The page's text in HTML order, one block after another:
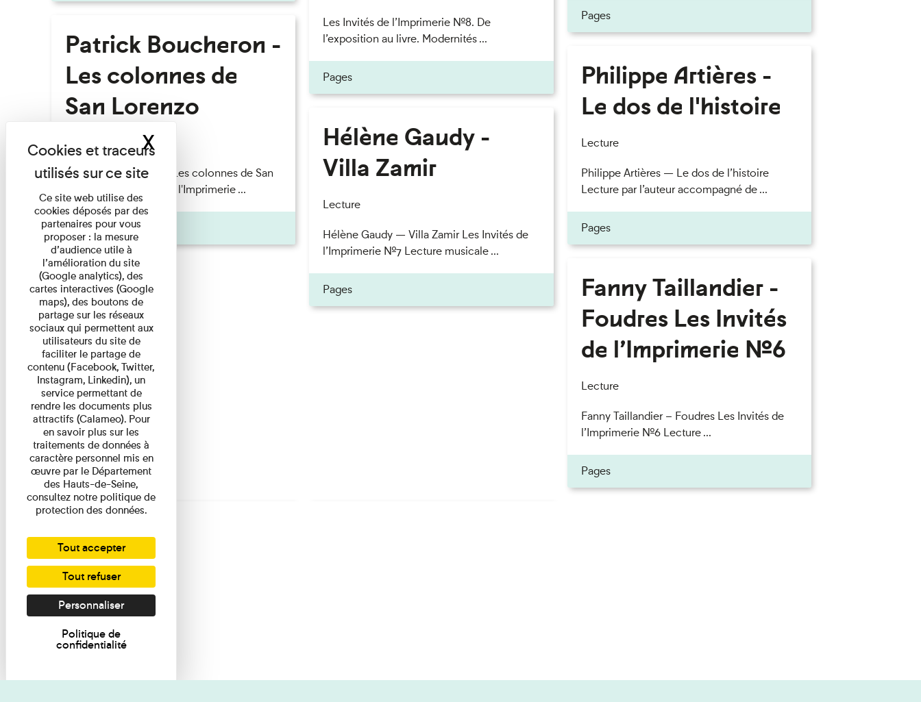
Patrick Boucheron -
Les colonnes de
San Lorenzo
Lecture
Patrick Boucheron — Les colonnes de San
Lorenzo Les Invités de l'Imprimerie ...
Pages
Les Invités de l’Imprimerie n°8. De
l’exposition au livre. Modernités ...
Pages
Hélène Gaudy -
Villa Zamir
Lecture
Hélène Gaudy — Villa Zamir Les Invités de
l’Imprimerie n°7 Lecture musicale ...
Pages
Pages
Philippe Artières -
Le dos de l'histoire
Lecture
Philippe Artières — Le dos de l’histoire
Lecture par l’auteur accompagné de ...
Pages
Fanny Taillandier -
Foudres Les Invités
de l’Imprimerie n°6
Lecture
Fanny Taillandier – Foudres Les Invités de
l’Imprimerie n°6 Lecture ...
Pages
Ce site web utilise des
cookies déposés par des
partenaires pour vous
proposer : la mesure
d’audience utile à
l’amélioration du site
(Google analytics), des
cartes interactives (Google
maps), des boutons de
partage sur les réseaux
sociaux qui permettent aux
utilisateurs du site de
faciliter le partage de
contenu (Facebook, Twitter,
Instagram, Linkedin), un
service permettant de
rendre les documents plus
attractifs (Calameo). Pour
en savoir plus sur les
traitements de données à
caractère personnel mis en
œuvre par le Département
des Hauts-de-Seine,
consultez notre politique de
protection des données.
Tout accepter
Tout refuser
Personnaliser
Politique de
confidentialité
XMasquer le bandeau des cookies